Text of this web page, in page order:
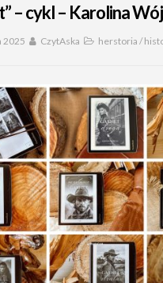
– cykl – Karolina
2025 CzytAska herstoria /